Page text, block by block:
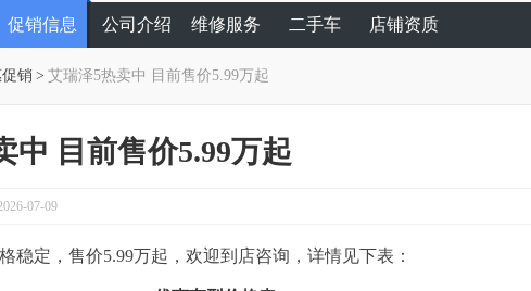
促销信息 公司介绍 维修服务 二手车 店铺资质
销 > 艾瑞泽5热卖中 目前售价5.99万起
中 目前售价5.99万起
07-09
稳定，售价5.99万起，欢迎到店咨询，详情见下表：